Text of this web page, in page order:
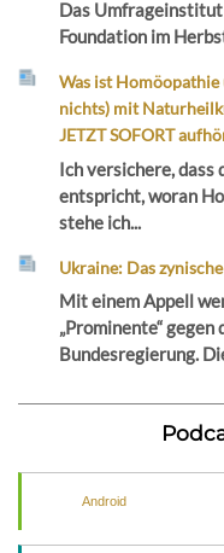
Das
Foundation im
Was ist
nichts) mit
JETZT SOFORT
Ich versichere, dass
entspricht, woran
stehe ich...
Ukraine: Das
Mit einem Appell
„Prominente“
Bundesregierung.
Android